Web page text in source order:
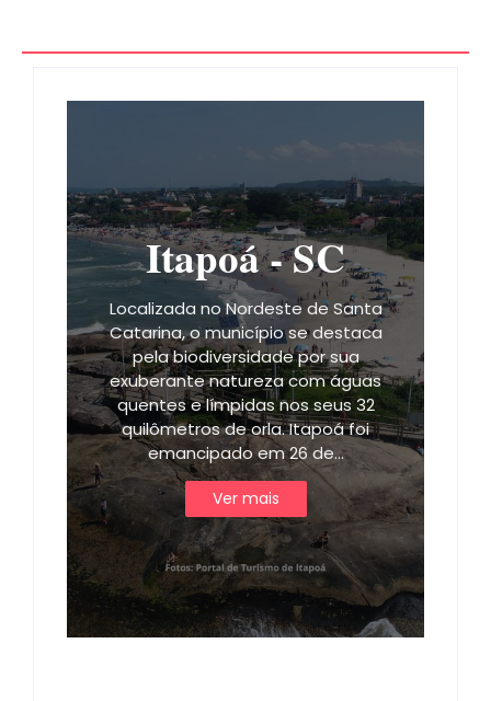
Itapoá - SC
Localizada no Nordeste de Santa
Catarina, o município se destaca
pela biodiversidade por sua
exuberante natureza com águas
quentes e límpidas nos seus 32
quilômetros de orla. Itapoá foi
emancipado em 26 de…
Ver mais